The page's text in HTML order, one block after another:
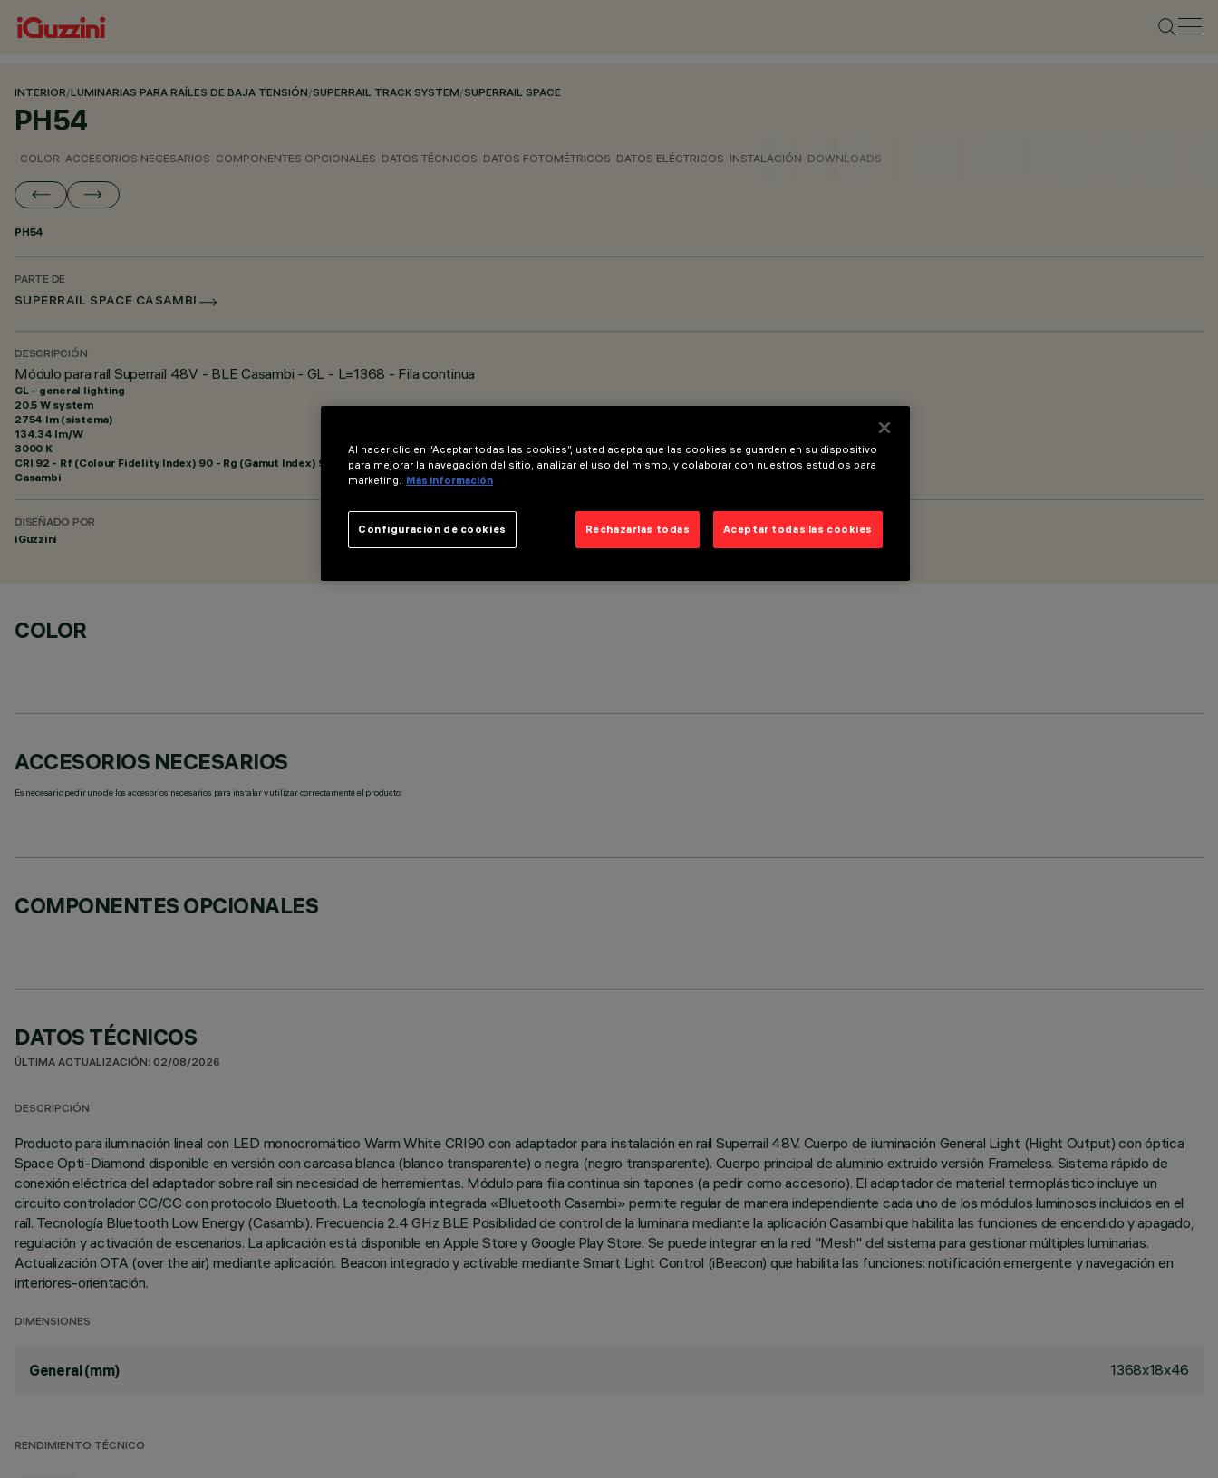
INTERIOR/LUMINARIAS PARA RAÍLES DE BAJA TENSIÓN/SUPERRAIL TRACK SYSTEM/SUPERRAIL SPACE
PH54
COLOR ACCESORIOS NECESARIOS COMPONENTES OPCIONALES DATOS TÉCNICOS DATOS FOTOMÉTRICOS DATOS ELÉCTRICOS INSTALACIÓN DOWNLOADS
PH54
PARTE DE
SUPERRAIL SPACE CASAMBI
DESCRIPCIÓN
Módulo para raíl Superrail 48V - BLE Casambi - GL - L=1368 - Fila continua
GL - general lighting
20.5 W system
2754 lm (sistema)
134.34 lm/W
3000 K
CRI 92 - Rf (Colour Fidelity Index) 90 - Rg (Gamut Index) 96
Casambi
DISEÑADO POR
iGuzzini
COLOR
ACCESORIOS NECESARIOS
Es necesario pedir uno de los accesorios necesarios para instalar y utilizar correctamente el producto:
COMPONENTES OPCIONALES
DATOS TÉCNICOS
ÚLTIMA ACTUALIZACIÓN: 02/08/2026
DESCRIPCIÓN
Producto para iluminación lineal con LED monocromático Warm White CRI90 con adaptador para instalación en raíl Superrail 48V. Cuerpo de iluminación General Light (Hight Output) con óptica
Space Opti-Diamond disponible en versión con carcasa blanca (blanco transparente) o negra (negro transparente). Cuerpo principal de aluminio extruido versión Frameless. Sistema rápido de
conexión eléctrica del adaptador sobre raíl sin necesidad de herramientas. Módulo para fila continua sin tapones (a pedir como accesorio). El adaptador de material termoplástico incluye un
circuito controlador CC/CC con protocolo Bluetooth. La tecnología integrada «Bluetooth Casambi» permite regular de manera independiente cada uno de los módulos luminosos incluidos en el
raíl. Tecnología Bluetooth Low Energy (Casambi). Frecuencia 2.4 GHz BLE Posibilidad de control de la luminaria mediante la aplicación Casambi que habilita las funciones de encendido y apagado,
regulación y activación de escenarios. La aplicación está disponible en Apple Store y Google Play Store. Se puede integrar en la red "Mesh" del sistema para gestionar múltiples luminarias.
Actualización OTA (over the air) mediante aplicación. Beacon integrado y activable mediante Smart Light Control (iBeacon) que habilita las funciones: notificación emergente y navegación en
interiores-orientación.
DIMENSIONES
General (mm) 1368x18x46
RENDIMIENTO TÉCNICO
Al hacer clic en “Aceptar todas las cookies”, usted acepta que las cookies se guarden en su dispositivo
para mejorar la navegación del sitio, analizar el uso del mismo, y colaborar con nuestros estudios para
marketing. Más información
Rechazarlas todas Aceptar todas las cookies
Configuración de cookies